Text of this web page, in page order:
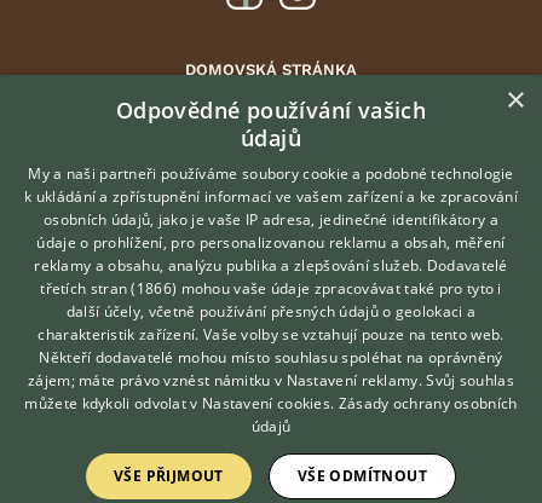
DOMOVSKÁ STRÁNKA
INZERCE
DISKUSE
ČLÁNKY
ATLAS
O nás
Kontakt
Možnosti zvýraznění inzerátů
Podmínky užití
Zpracování osobních údajů
Přihlášení
Registrace
Hledáte zvířecího kamaráda?
Zdarma vám poradí
VETERINÁŘ ONLINE
KONZULTOVAT S
VETERINÁŘEM
×
Odpovědné používání vašich
údajů
My a naši partneři používáme soubory cookie a podobné technologie
k ukládání a zpřístupnění informací ve vašem zařízení a ke zpracování
osobních údajů, jako je vaše IP adresa, jedinečné identifikátory a
údaje o prohlížení, pro personalizovanou reklamu a obsah, měření
reklamy a obsahu, analýzu publika a zlepšování služeb. Dodavatelé
třetích stran (1866) mohou vaše údaje zpracovávat také pro tyto i
další účely, včetně používání přesných údajů o geolokaci a
charakteristik zařízení. Vaše volby se vztahují pouze na tento web.
Někteří dodavatelé mohou místo souhlasu spoléhat na oprávněný
zájem; máte právo vznést námitku v Nastavení reklamy. Svůj souhlas
můžete kdykoli odvolat v Nastavení cookies. Zásady ochrany osobních
údajů
VŠE PŘIJMOUT VŠE ODMÍTNOUT